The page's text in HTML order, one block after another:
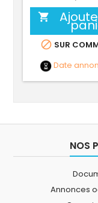

 SUR
Date
NOS
Annonces